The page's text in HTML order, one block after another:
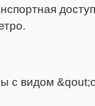
с видом